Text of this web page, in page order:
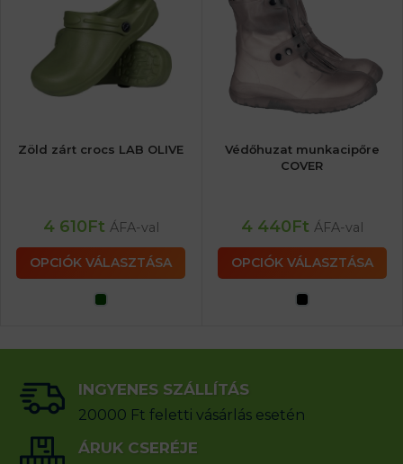
Zöld zárt crocs LAB OLIVE
4 610Ft ÁFA-val
OPCIÓK VÁLASZTÁSA
Védőhuzat munkacipőre
COVER
4 440Ft ÁFA-val
OPCIÓK VÁLASZTÁSA
INGYENES SZÁLLÍTÁS
20000 Ft feletti vásárlás esetén
ÁRUK CSERÉJE